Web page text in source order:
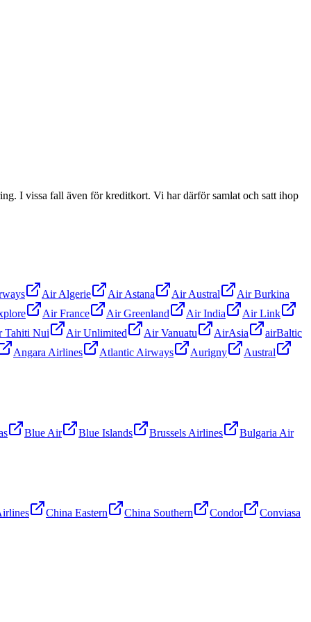
I vissa fall även för kreditkort. Vi har därför samlat och satt ihop
Air Algerie Air Astana Air Austral
Air Burkina
Air France Air Greenland Air India
Air Link
Tahiti Nui
Air Unlimited Air Vanuatu AirAsia
airBaltic
Angara Airlines
Atlantic Airways Aurigny Austral
Blue Air Blue Islands Brussels Airlines Bulgaria Air
China Eastern China Southern Condor Conviasa